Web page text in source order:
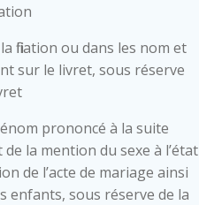
filiation ou dans les nom et
sur le livret, sous réserve
prononcé à la suite
la mention du sexe à l’état
de l’acte de mariage ainsi
enfants, sous réserve de la